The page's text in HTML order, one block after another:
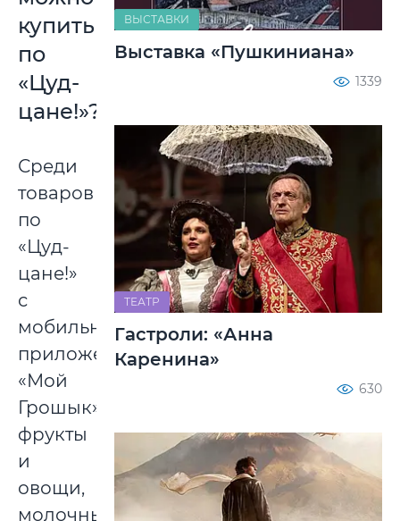
купить
по
«Цуд-
цане!»?
Среди
товаров
по
«Цуд-
цане!»
с
мобильным
приложением
«Мой
Грошык»:
фрукты
и
овощи,
молочные
ВЫСТАВКИ
Выставка «Пушкиниана»
1339
ТЕАТР
Гастроли: «Анна
Каренина»
630